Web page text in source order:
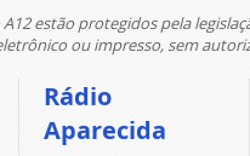
estão protegidos pela
ou impresso, sem
Rádio
Aparecida